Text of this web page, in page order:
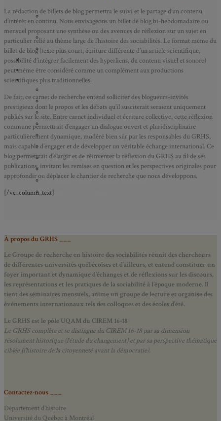
Axe 2 : Réputation, célébrité et popularité dans l’espace
public
Axe 3 : Diffusion, circulation et appropriation des savoirs
Axe 4 : Conflits, justice et régulation sociale
BIBLIOTHÈQUE
LECTURES
MÉDIATHÈQUE
CINÉ-HISTOIRE – La femme à la caméra
CINÉ-HISTOIRE – L’histoire comme chaos
CINÉ-HISTOIRE – Rome face à l’histoire
CINÉ-HISTOIRE – À l’ombre du 19e siècle
CINÉ-HISTOIRE – Sous l’œil de Bertrand Tavernier
CINÉ-HISTOIRE – L’histoire au tribunal
CINÉ-HISTOIRE – Le 18e siècle à l’écran
CINÉ-HISTOIRE – Kubrick historien
Perspectives citoyennes
La rédaction de billets de blog permettra le suivi et le partage d’un contenu
d’intérêt en continu. Nous envisageons un billet de blog bi-hebdomadaire ou
mensuel proposant une synthèse ou des avenues de réflexion sur un sujet en
particulier relié au thème large de l’histoire des sociabilités. Le format même du
billet de blog (texte plus court, écriture différente d’un article scientifique,
possibilité d’intégrer facilement des hyperliens, du contenu visuel et sonore)
peut même être considéré comme un complément aux productions
scientifiques plus traditionnelles.
De fait, ce carnet de recherche entend solliciter des blogueurs-invités
prestigieux dont le propos et les débats qu’il susciterait seraient uniquement
publiés sur le site. Entre carnet individuel et écriture collective, cette réflexion
commune permettrait d’engager un dialogue ouvert et pluridisciplinaire
particulièrement dynamique, modéré bien sûr par les responsables du GRHS,
mais capable d’engager et de développer un véritable échange international. Ce
blog permettrait d’élargir et de réinventer la réflexion du GRHS au fil de ses
publications, invitant les remises en question et les perspectives originales pour
approfondir ou déplacer le chantier de recherche que nous développons.
[/vc_column_text]
À propos du GRHS ___
Le Groupe de recherche en histoire des sociabilités réunit des chercheurs
de différentes universités québécoises et d’ailleurs, et entend constituer un
foyer important et dynamique d’échanges et de réflexions sur les discours,
les représentations et les pratiques de la sociabilité à l’époque moderne. Il
tient des séminaires mensuels, anime un groupe de lecture et organise des
événements internationaux tels des colloques et des écoles d’été.
Le GRHS est le pôle UQAM du CIREM 16-18
Le GRHS complète et se distingue du CIREM 16-18 par sa dimension
résolument historique (l’étude du changement) et par sa perspective thématique
ciblée (l’histoire de la citoyenneté avant la démocratie).
Contactez-nous ___
Département d’histoire
Université du Québec à Montréal